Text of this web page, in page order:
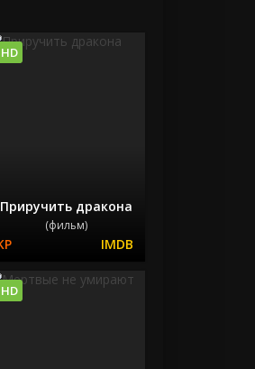
Приручить дракона
(фильм)
HD
HD